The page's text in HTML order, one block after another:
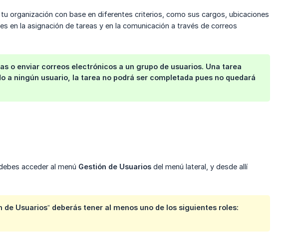
organización con base en diferentes criterios, como sus cargos, ubicaciones
en la asignación de tareas y en la comunicación a través de correos
o enviar correos electrónicos a un grupo de usuarios. Una tarea
a ningún usuario, la tarea no podrá ser completada pues no quedará
acceder al menú Gestión de Usuarios del menú lateral, y desde allí
Usuarios” deberás tener al menos uno de los siguientes roles: